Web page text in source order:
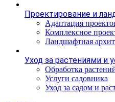
Проектирование и
Адаптация
Комплексное
Ландшафтная
Уход за растениями и
Обработка
Услуги садовника
Уход за садом и